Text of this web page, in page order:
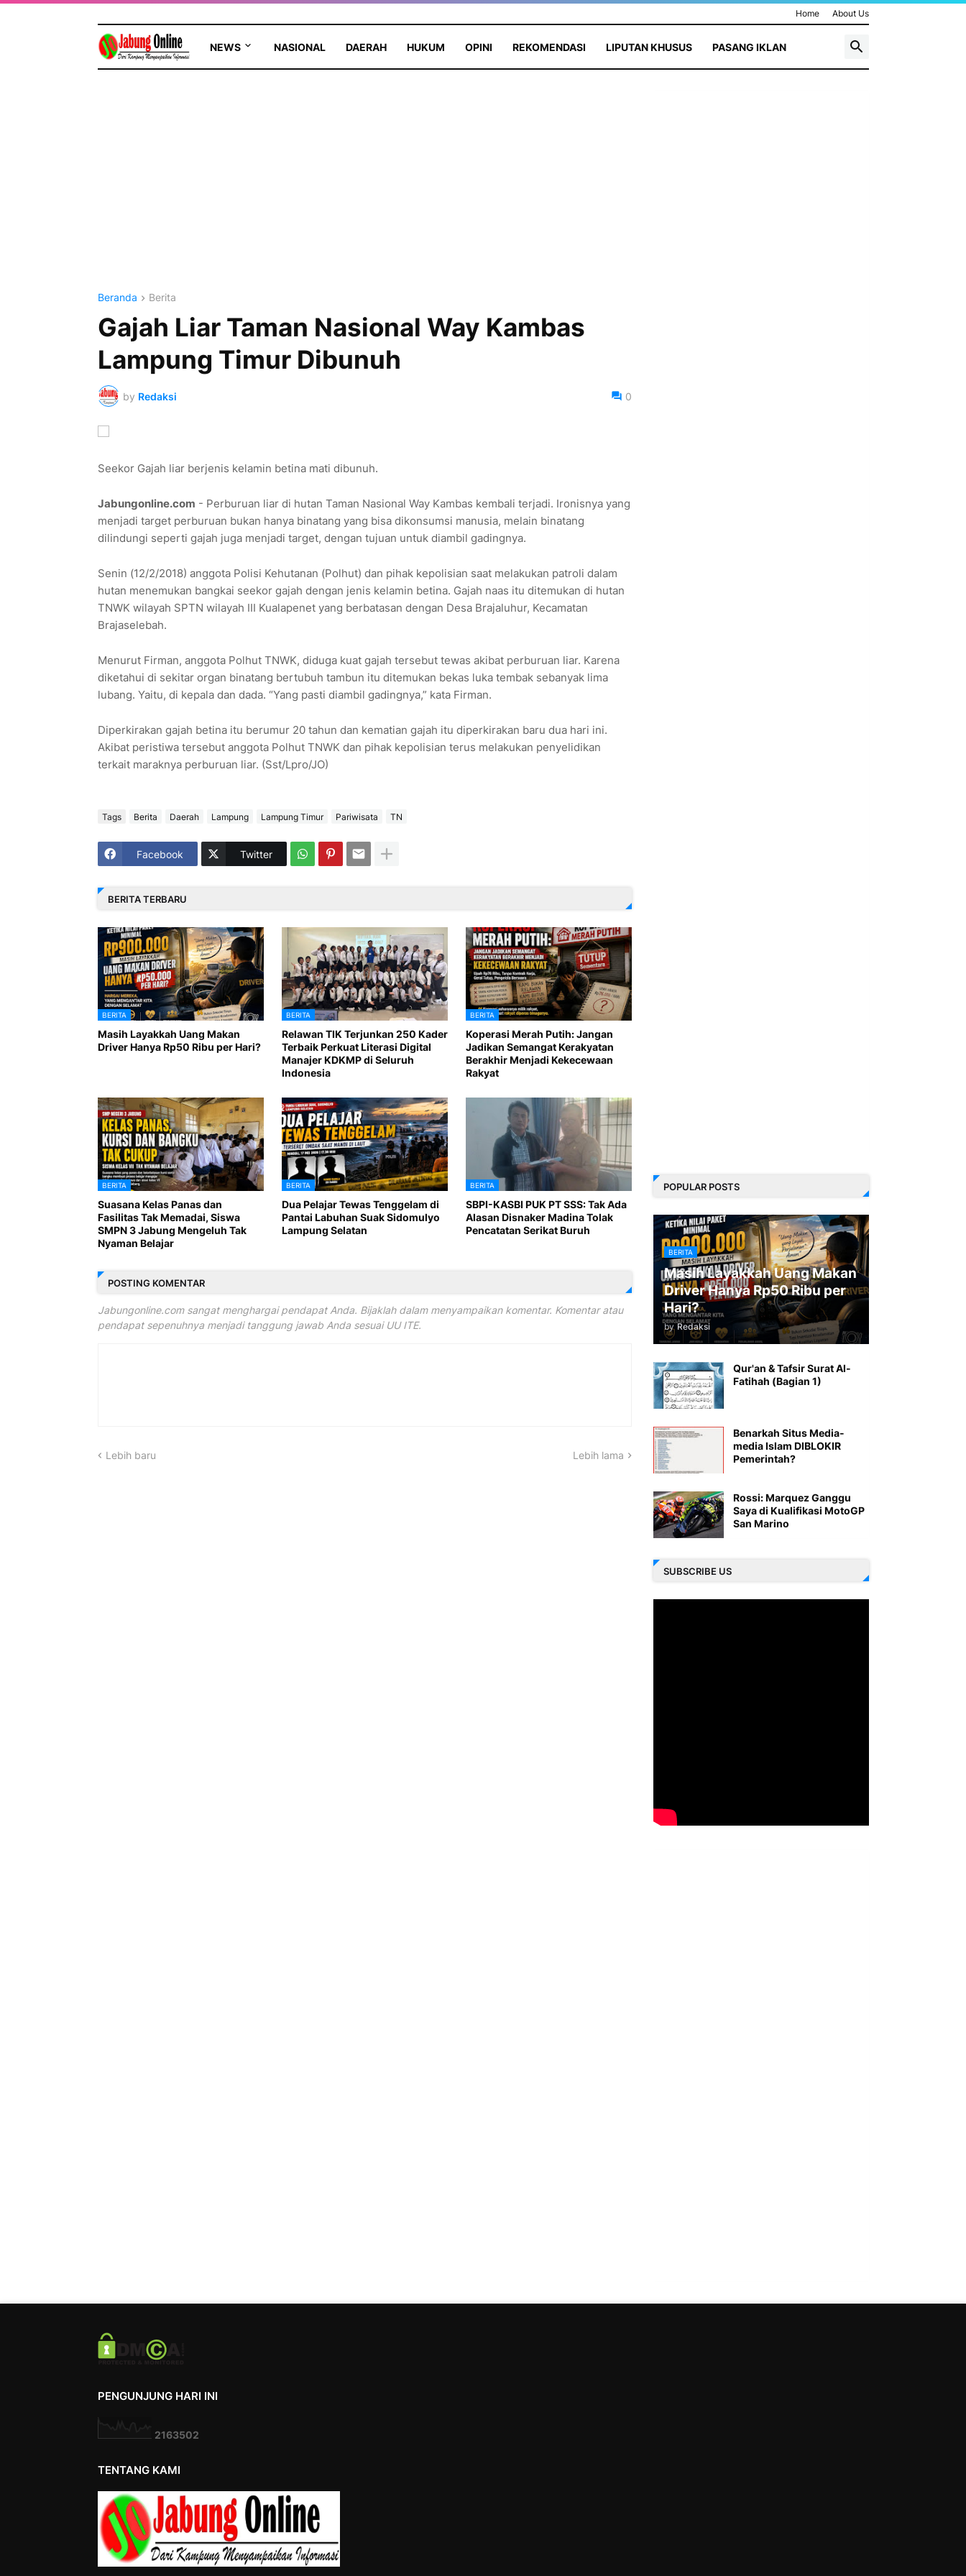
Home About Us
NEWS NASIONAL DAERAH HUKUM OPINI REKOMENDASI LIPUTAN KHUSUS PASANG IKLAN
Beranda Berita
Gajah Liar Taman Nasional Way Kambas
Lampung Timur Dibunuh
by Redaksi 0
Seekor Gajah liar berjenis kelamin betina mati dibunuh.
Jabungonline.com - Perburuan liar di hutan Taman Nasional Way Kambas kembali terjadi. Ironisnya yang
menjadi target perburuan bukan hanya binatang yang bisa dikonsumsi manusia, melain binatang
dilindungi seperti gajah juga menjadi target, dengan tujuan untuk diambil gadingnya.
Senin (12/2/2018) anggota Polisi Kehutanan (Polhut) dan pihak kepolisian saat melakukan patroli dalam
hutan menemukan bangkai seekor gajah dengan jenis kelamin betina. Gajah naas itu ditemukan di hutan
TNWK wilayah SPTN wilayah III Kualapenet yang berbatasan dengan Desa Brajaluhur, Kecamatan
Brajaselebah.
Menurut Firman, anggota Polhut TNWK, diduga kuat gajah tersebut tewas akibat perburuan liar. Karena
diketahui di sekitar organ binatang bertubuh tambun itu ditemukan bekas luka tembak sebanyak lima
lubang. Yaitu, di kepala dan dada. “Yang pasti diambil gadingnya,” kata Firman.
Diperkirakan gajah betina itu berumur 20 tahun dan kematian gajah itu diperkirakan baru dua hari ini.
Akibat peristiwa tersebut anggota Polhut TNWK dan pihak kepolisian terus melakukan penyelidikan
terkait maraknya perburuan liar. (Sst/Lpro/JO)
Tags Berita Daerah Lampung Lampung Timur Pariwisata TN
Facebook Twitter
BERITA TERBARU
BERITA
Masih Layakkah Uang Makan
Driver Hanya Rp50 Ribu per Hari?
BERITA
Relawan TIK Terjunkan 250 Kader
Terbaik Perkuat Literasi Digital
Manajer KDKMP di Seluruh
Indonesia
BERITA
Koperasi Merah Putih: Jangan
Jadikan Semangat Kerakyatan
Berakhir Menjadi Kekecewaan
Rakyat
BERITA
Suasana Kelas Panas dan
Fasilitas Tak Memadai, Siswa
SMPN 3 Jabung Mengeluh Tak
Nyaman Belajar
BERITA
Dua Pelajar Tewas Tenggelam di
Pantai Labuhan Suak Sidomulyo
Lampung Selatan
BERITA
SBPI-KASBI PUK PT SSS: Tak Ada
Alasan Disnaker Madina Tolak
Pencatatan Serikat Buruh
POSTING KOMENTAR
Jabungonline.com sangat menghargai pendapat Anda. Bijaklah dalam menyampaikan komentar. Komentar atau
pendapat sepenuhnya menjadi tanggung jawab Anda sesuai UU ITE.
Lebih baru Lebih lama
POPULAR POSTS
BERITA
Masih Layakkah Uang Makan
Driver Hanya Rp50 Ribu per
Hari?
by Redaksi
Qur'an & Tafsir Surat Al-
Fatihah (Bagian 1)
Benarkah Situs Media-
media Islam DIBLOKIR
Pemerintah?
Rossi: Marquez Ganggu
Saya di Kualifikasi MotoGP
San Marino
SUBSCRIBE US
PENGUNJUNG HARI INI
2163502
TENTANG KAMI